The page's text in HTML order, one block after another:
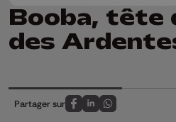
Booba, tête
des
Partager sur
Partagez sur FaceBook
Partagez sur LinkedIn
Partagez sur